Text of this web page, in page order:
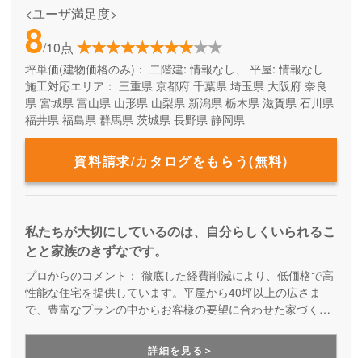
<ユーザ満足度>
8/10点
坪単価(建物価格のみ)： 二階建: 情報なし、 平屋: 情報なし
施工対応エリア： 三重県 京都府 千葉県 埼玉県 大阪府 奈良
県 宮城県 富山県 山形県 山梨県 新潟県 栃木県 滋賀県 石川県
福井県 福島県 群馬県 茨城県 長野県 静岡県
資料請求/カタログをもらう(無料)
私たちが大切にしているのは、自分らしくいられるこ
とと家族のきずなです。
プロからのコメント： 徹底した経費削減により、低価格で高
性能な住宅を提供しています。平屋から40坪以上の広さま
で、豊富なプランの中からお客様の要望に合わせた家づくり
ず、予算内で快適な住まいを建てたい方にオススメです。
詳細を見る＞